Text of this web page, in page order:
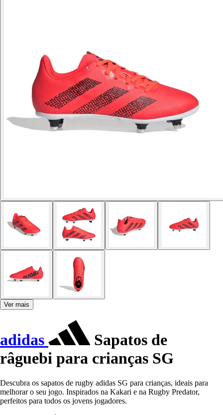
Ver mais
adidas
Sapatos de
râguebi para crianças SG
Descubra os sapatos de rugby adidas SG para crianças, ideais para
melhorar o seu jogo. Inspirados na Kakari e na Rugby Predator,
perfeitos para todos os jovens jogadores.